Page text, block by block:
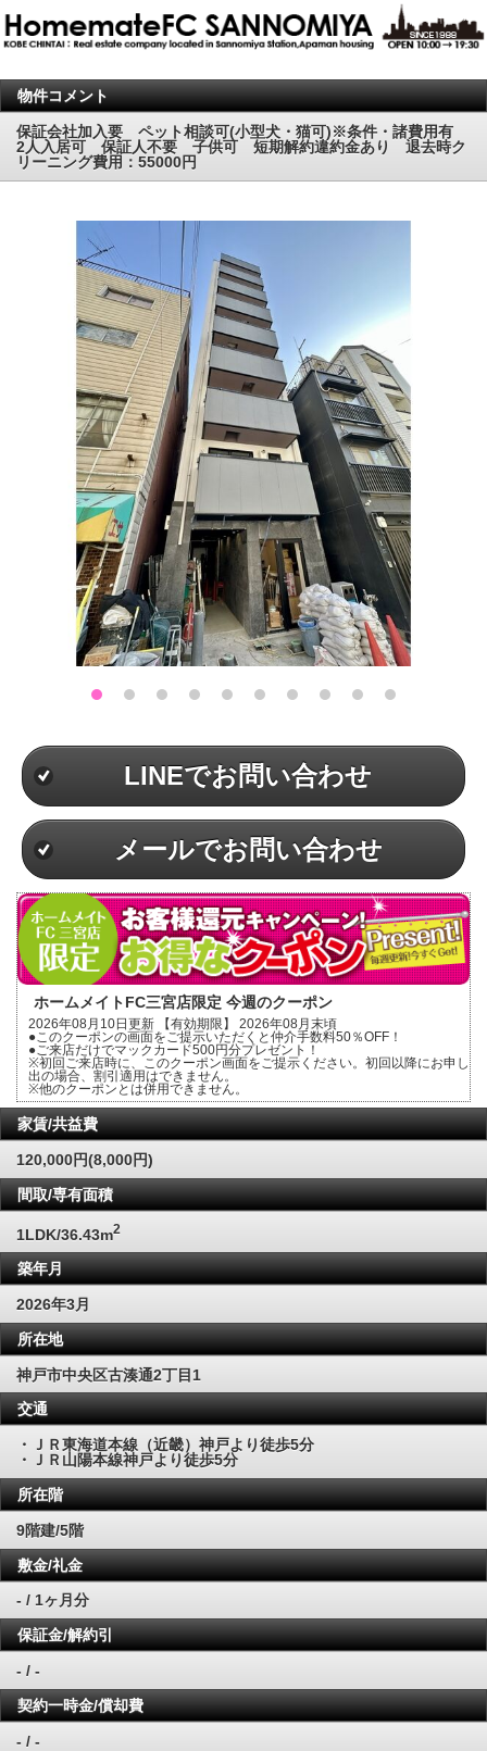
物件コメント
保証会社加入要 ペット相談可(小型犬・猫可)※条件・諸費用有
2人入居可 保証人不要 子供可 短期解約違約金あり 退去時ク
リーニング費用：55000円
LINEでお問い合わせ
メールでお問い合わせ
ホームメイトFC三宮店限定 今週のクーポン
2026年08月10日更新 【有効期限】 2026年08月末頃
●このクーポンの画面をご提示いただくと仲介手数料50％OFF！
●ご来店だけでマックカード500円分プレゼント！
※初回ご来店時に、このクーポン画面をご提示ください。初回以降にお申し
出の場合、割引適用はできません。
※他のクーポンとは併用できません。
家賃/共益費
120,000円(8,000円)
間取/専有面積
1LDK/36.43m2
築年月
2026年3月
所在地
神戸市中央区古湊通2丁目1
交通
・ＪＲ東海道本線（近畿）神戸より徒歩5分
・ＪＲ山陽本線神戸より徒歩5分
所在階
9階建/5階
敷金/礼金
- / 1ヶ月分
保証金/解約引
- / -
契約一時金/償却費
- / -